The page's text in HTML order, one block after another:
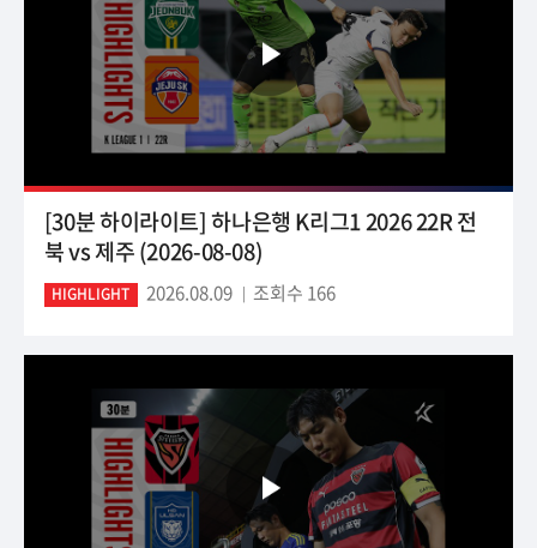
[30분 하이라이트] 하나은행 K리그1 2026 22R 전
북 vs 제주 (2026-08-08)
HIGHLIGHT 2026.08.09 조회수 166